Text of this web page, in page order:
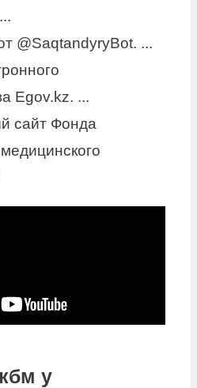
@SaqtandyryBot. ...
Egov.kz. ...
сайт Фонда
у